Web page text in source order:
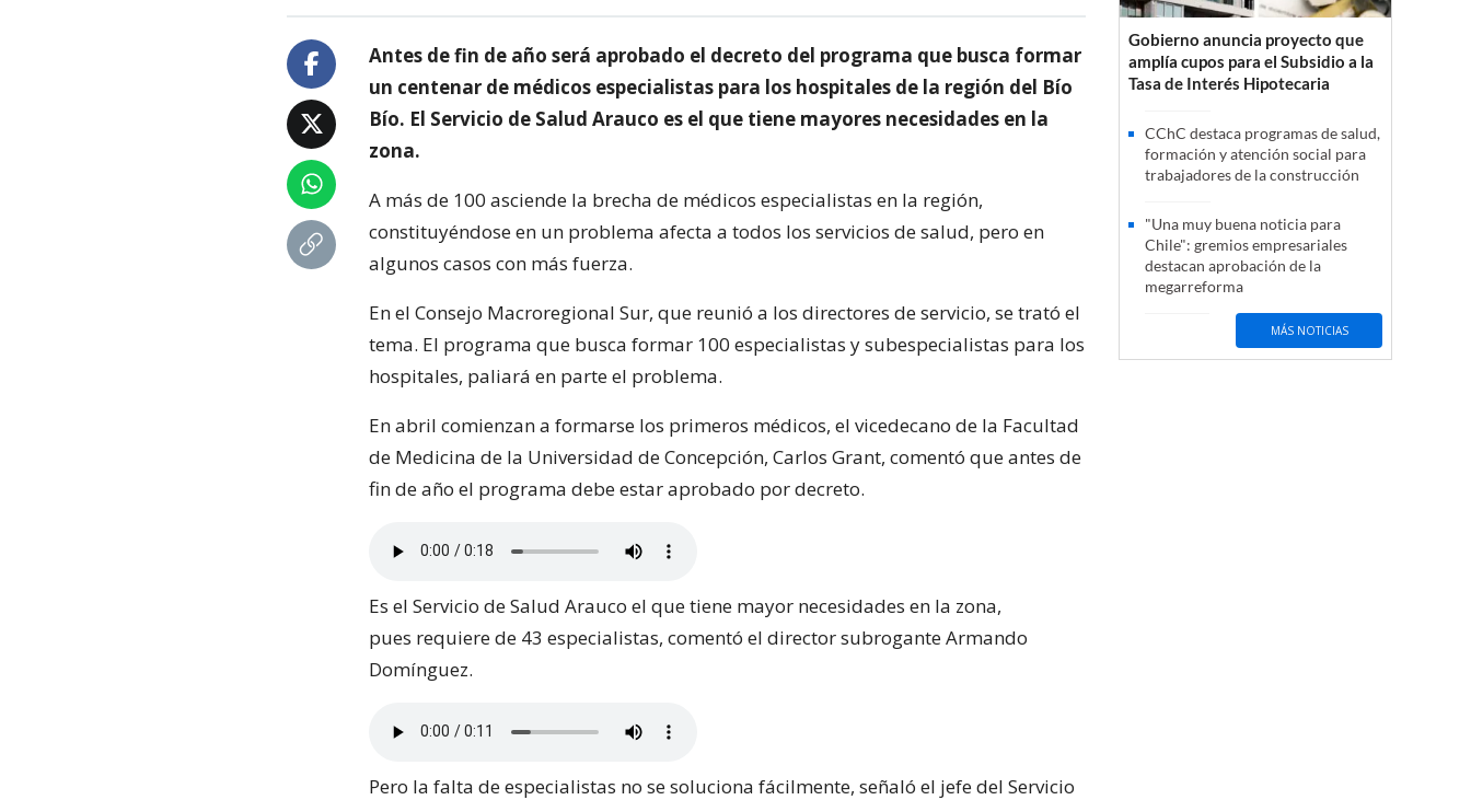
Antes de fin de año será aprobado el decreto del programa que busca formar
un centenar de médicos especialistas para los hospitales de la región del Bío
Bío. El Servicio de Salud Arauco es el que tiene mayores necesidades en la
zona.
A más de 100 asciende la brecha de médicos especialistas en la región,
constituyéndose en un problema afecta a todos los servicios de salud, pero en
algunos casos con más fuerza.
En el Consejo Macroregional Sur, que reunió a los directores de servicio, se trató el
tema. El programa que busca formar 100 especialistas y subespecialistas para los
hospitales, paliará en parte el problema.
En abril comienzan a formarse los primeros médicos, el vicedecano de la Facultad
de Medicina de la Universidad de Concepción, Carlos Grant, comentó que antes de
fin de año el programa debe estar aprobado por decreto.
Es el Servicio de Salud Arauco el que tiene mayor necesidades en la zona,
pues requiere de 43 especialistas, comentó el director subrogante Armando
Domínguez.
Pero la falta de especialistas no se soluciona fácilmente, señaló el jefe del Servicio
Gobierno anuncia proyecto que
amplía cupos para el Subsidio a la
Tasa de Interés Hipotecaria
CChC destaca programas de salud,
formación y atención social para
trabajadores de la construcción
"Una muy buena noticia para
Chile": gremios empresariales
destacan aprobación de la
megarreforma
MÁS NOTICIAS